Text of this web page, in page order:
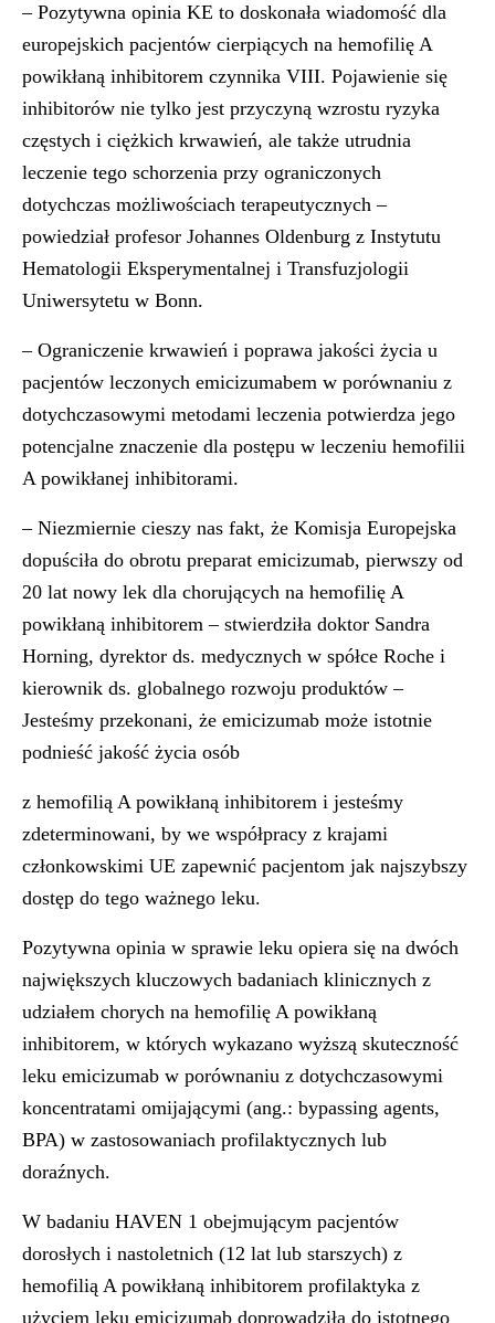
– Pozytywna opinia KE to doskonała wiadomość dla
europejskich pacjentów cierpiących na hemofilię A
powikłaną inhibitorem czynnika VIII. Pojawienie się
inhibitorów nie tylko jest przyczyną wzrostu ryzyka
częstych i ciężkich krwawień, ale także utrudnia
leczenie tego schorzenia przy ograniczonych
dotychczas możliwościach terapeutycznych –
powiedział profesor Johannes Oldenburg z Instytutu
Hematologii Eksperymentalnej i Transfuzjologii
Uniwersytetu w Bonn.
– Ograniczenie krwawień i poprawa jakości życia u
pacjentów leczonych emicizumabem w porównaniu z
dotychczasowymi metodami leczenia potwierdza jego
potencjalne znaczenie dla postępu w leczeniu hemofilii
A powikłanej inhibitorami.
– Niezmiernie cieszy nas fakt, że Komisja Europejska
dopuściła do obrotu preparat emicizumab, pierwszy od
20 lat nowy lek dla chorujących na hemofilię A
powikłaną inhibitorem – stwierdziła doktor Sandra
Horning, dyrektor ds. medycznych w spółce Roche i
kierownik ds. globalnego rozwoju produktów –
Jesteśmy przekonani, że emicizumab może istotnie
podnieść jakość życia osób
z hemofilią A powikłaną inhibitorem i jesteśmy
zdeterminowani, by we współpracy z krajami
członkowskimi UE zapewnić pacjentom jak najszybszy
dostęp do tego ważnego leku.
Pozytywna opinia w sprawie leku opiera się na dwóch
największych kluczowych badaniach klinicznych z
udziałem chorych na hemofilię A powikłaną
inhibitorem, w których wykazano wyższą skuteczność
leku emicizumab w porównaniu z dotychczasowymi
koncentratami omijającymi (ang.: bypassing agents,
BPA) w zastosowaniach profilaktycznych lub
doraźnych.
W badaniu HAVEN 1 obejmującym pacjentów
dorosłych i nastoletnich (12 lat lub starszych) z
hemofilią A powikłaną inhibitorem profilaktyka z
użyciem leku emicizumab doprowadziła do istotnego